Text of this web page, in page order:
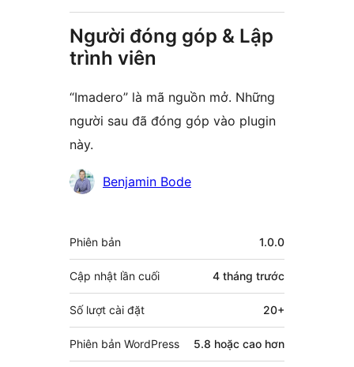
Người đóng góp & Lập
trình viên
“Imadero” là mã nguồn mở. Những
người sau đã đóng góp vào plugin
này.
Những
góp
Benjamin Bode
Meta
Phiên bản 1.0.0
Cập nhật lần cuối 4 tháng trước
Số lượt cài đặt 20+
Phiên bản WordPress 5.8 hoặc cao hơn